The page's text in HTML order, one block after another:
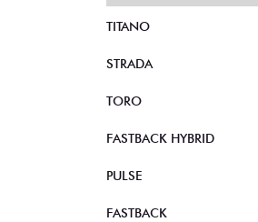
TITANO
STRADA
TORO
FASTBACK HYBRID
PULSE
FASTBACK